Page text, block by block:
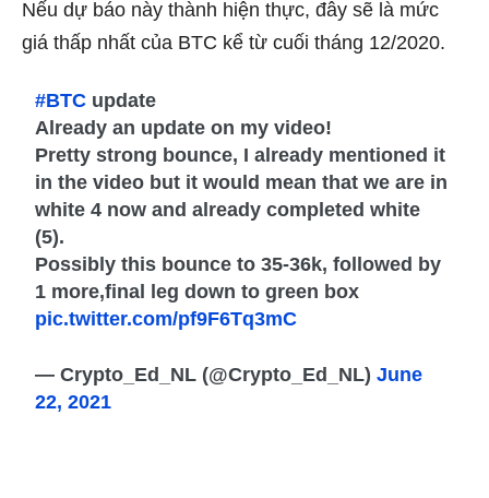
Nếu dự báo này thành hiện thực, đây sẽ là mức
giá thấp nhất của BTC kể từ cuối tháng 12/2020.
#BTC update
Already an update on my video!
Pretty strong bounce, I already mentioned it
in the video but it would mean that we are in
white 4 now and already completed white
(5).
Possibly this bounce to 35-36k, followed by
1 more,final leg down to green box
pic.twitter.com/pf9F6Tq3mC
— Crypto_Ed_NL (@Crypto_Ed_NL)June
22, 2021